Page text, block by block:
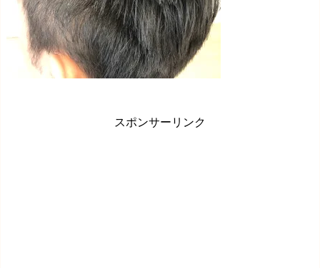
スポンサーリンク